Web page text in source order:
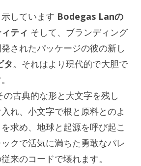
しています Bodegas Lanの
ティ そして、ブランディング
されたパッケージの彼の新し
タ。それはより現代的で大胆で
の古典的な形と大文字を残し
れ、小文字で根と原料とのよ
求め、地球と起源を呼び起こ
クで活気に満ちた勇敢なパレ
来のコードで壊れます。